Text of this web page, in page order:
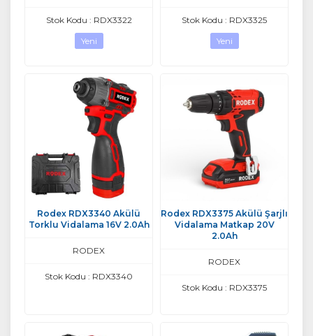
Stok Kodu : RDX3322
Yeni
Stok Kodu : RDX3325
Yeni
Rodex RDX3340 Akülü
Torklu Vidalama 16V 2.0Ah
RODEX
Stok Kodu : RDX3340
Rodex RDX3375 Akülü Şarjlı
Vidalama Matkap 20V
2.0Ah
RODEX
Stok Kodu : RDX3375